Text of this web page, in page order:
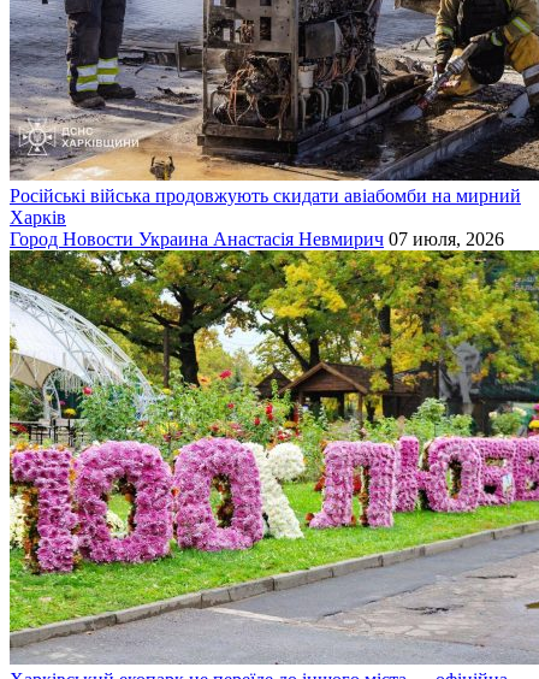
Російські війська продовжують скидати авіабомби на мирний
Харків
Город Новости Украина Анастасія Невмирич 07 июля, 2026